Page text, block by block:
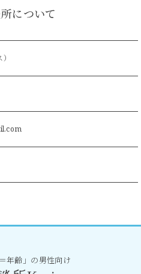
について
年齢」の男性向け